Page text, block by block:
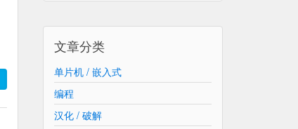
文章分类
单片机 / 嵌入式
编程
汉化 / 破解